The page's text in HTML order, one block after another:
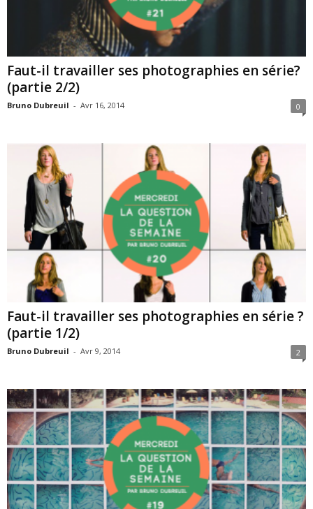
Faut-il travailler ses photographies en série?
(partie 2/2)
Bruno Dubreuil - Avr 16, 2014 0
Faut-il travailler ses photographies en série ?
(partie 1/2)
Bruno Dubreuil - Avr 9, 2014 2